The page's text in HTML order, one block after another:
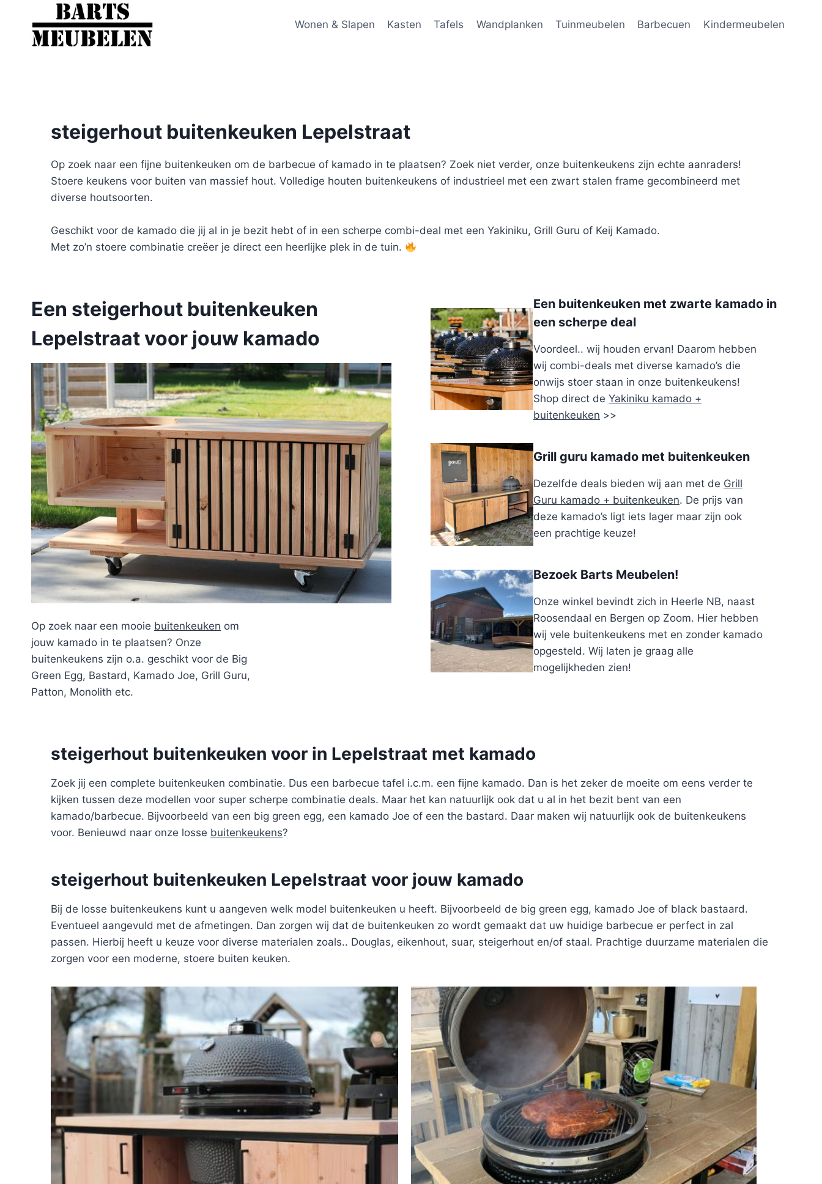
Wonen & Slapen Kasten Tafels Wandplanken Tuinmeubelen Barbecuen Kindermeubelen
steigerhout buitenkeuken Lepelstraat
Op zoek naar een fijne buitenkeuken om de barbecue of kamado in te plaatsen? Zoek niet verder, onze buitenkeukens zijn echte aanraders!
Stoere keukens voor buiten van massief hout. Volledige houten buitenkeukens of industrieel met een zwart stalen frame gecombineerd met
diverse houtsoorten.
Geschikt voor de kamado die jij al in je bezit hebt of in een scherpe combi-deal met een Yakiniku, Grill Guru of Keij Kamado.
Met zo’n stoere combinatie creëer je direct een heerlijke plek in de tuin.
Een steigerhout buitenkeuken
Lepelstraat voor jouw kamado
Op zoek naar een mooie buitenkeuken om
jouw kamado in te plaatsen? Onze
buitenkeukens zijn o.a. geschikt voor de Big
Green Egg, Bastard, Kamado Joe, Grill Guru,
Patton, Monolith etc.
Een buitenkeuken met zwarte kamado in
een scherpe deal
Voordeel.. wij houden ervan! Daarom hebben
wij combi-deals met diverse kamado’s die
onwijs stoer staan in onze buitenkeukens!
Shop direct de Yakiniku kamado +
buitenkeuken >>
Grill guru kamado met buitenkeuken
Dezelfde deals bieden wij aan met de Grill
Guru kamado + buitenkeuken. De prijs van
deze kamado’s ligt iets lager maar zijn ook
een prachtige keuze!
Bezoek Barts Meubelen!
Onze winkel bevindt zich in Heerle NB, naast
Roosendaal en Bergen op Zoom. Hier hebben
wij vele buitenkeukens met en zonder kamado
opgesteld. Wij laten je graag alle
mogelijkheden zien!
steigerhout buitenkeuken voor in Lepelstraat met kamado
Zoek jij een complete buitenkeuken combinatie. Dus een barbecue tafel i.c.m. een fijne kamado. Dan is het zeker de moeite om eens verder te
kijken tussen deze modellen voor super scherpe combinatie deals. Maar het kan natuurlijk ook dat u al in het bezit bent van een
kamado/barbecue. Bijvoorbeeld van een big green egg, een kamado Joe of een the bastard. Daar maken wij natuurlijk ook de buitenkeukens
voor. Benieuwd naar onze losse buitenkeukens?
steigerhout buitenkeuken Lepelstraat voor jouw kamado
Bij de losse buitenkeukens kunt u aangeven welk model buitenkeuken u heeft. Bijvoorbeeld de big green egg, kamado Joe of black bastaard.
Eventueel aangevuld met de afmetingen. Dan zorgen wij dat de buitenkeuken zo wordt gemaakt dat uw huidige barbecue er perfect in zal
passen. Hierbij heeft u keuze voor diverse materialen zoals.. Douglas, eikenhout, suar, steigerhout en/of staal. Prachtige duurzame materialen die
zorgen voor een moderne, stoere buiten keuken.